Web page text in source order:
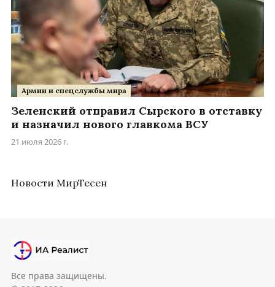
Армии и спецслужбы мира
Зеленский отправил Сырского в отставку
и назначил нового главкома ВСУ
21 июля 2026 г.
Новости МирТесен
Все права защищены.